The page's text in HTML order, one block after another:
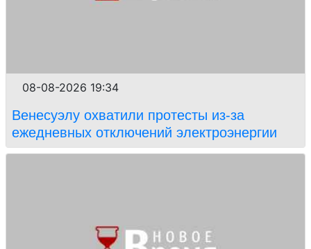
08-08-2026 19:34
Венесуэлу охватили протесты из-за
ежедневных отключений электроэнергии